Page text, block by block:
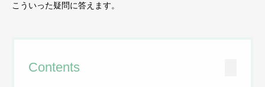
こういった疑問に答えます。
Contents